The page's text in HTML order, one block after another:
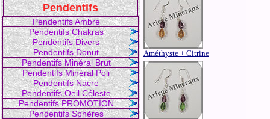
Pendentifs
Pendentifs Ambre
Pendentifs Chakras
Pendentifs Divers
Pendentifs Donut
Pendentifs Minéral Brut
Pendentifs Minéral Poli
Pendentifs Nacre
Pendentifs Oeil Céleste
Pendentifs PROMOTION
Pendentifs Sphères
Améthyste + Citrine